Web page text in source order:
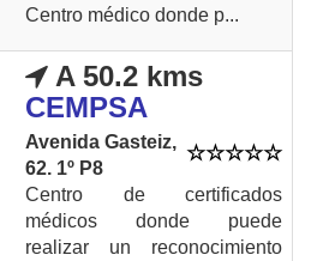
Centro médico donde p...
A 50.2 kms
CEMPSA
Avenida Gasteiz,
62. 1º P8
Centro de certificados
médicos donde puede
realizar un reconocimiento